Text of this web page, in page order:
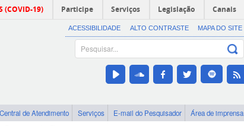
(COVID-19) Participe Serviços Legislação Canais
ACESSIBILIDADE ALTO CONTRASTE MAPA DO SITE
Central de Atendimento Serviços E-mail do Pesquisador Área de imprensa